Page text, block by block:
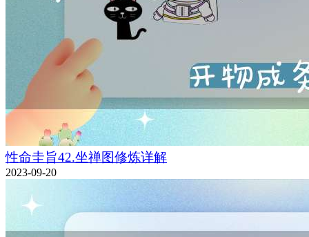
性命圭旨42.坐禅图修炼详解
2023-09-20